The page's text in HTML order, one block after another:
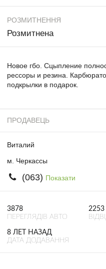
РОЗМИТНЕННЯ
Розмитнена
Новое гбо. Сцыпление
рессоры и резина.
подкрылки в подарок.
ПРОДАВЕЦЬ
Виталий
м. Черкассы
(063) Показати
3878
ПЕРЕГЛЯДІВ АВТО
2253
8 ЛЕТ НАЗАД
ДАТА ДОДАВАННЯ